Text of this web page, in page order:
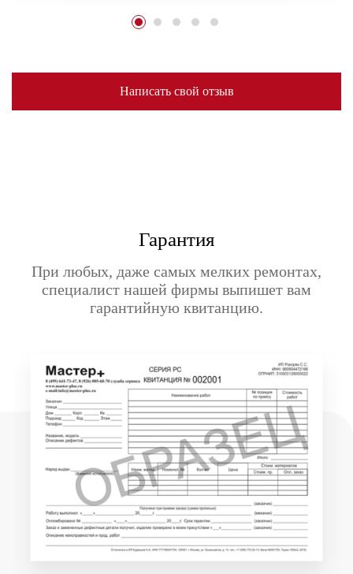
Написать свой отзыв
Гарантия
При любых, даже самых мелких ремонтах,
специалист нашей фирмы выпишет вам
гарантийную квитанцию.